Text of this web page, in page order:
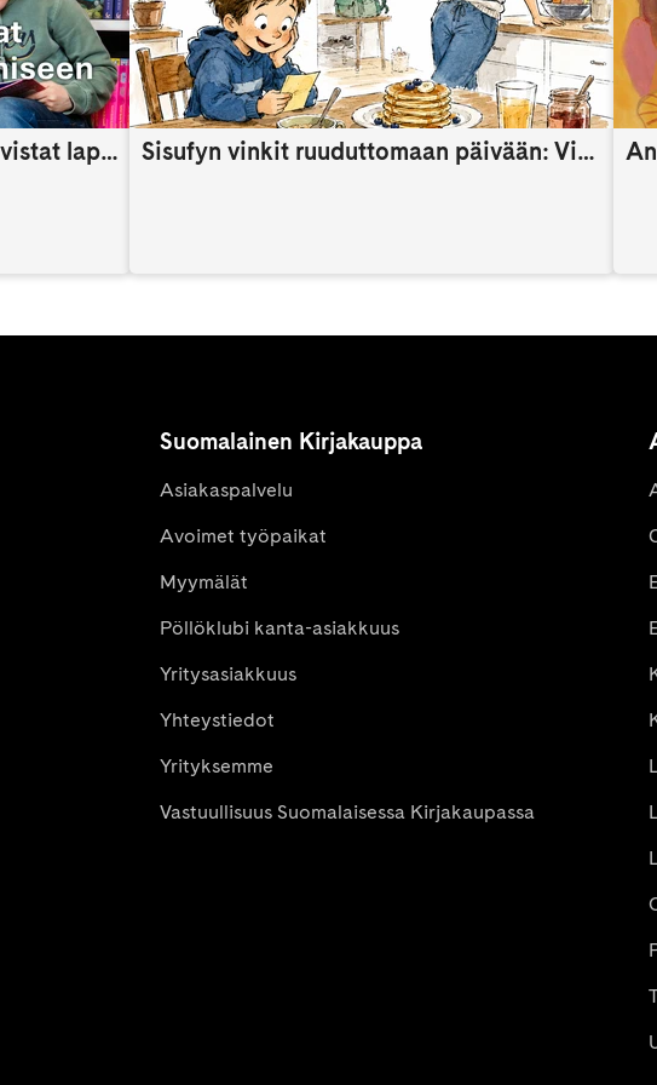
Sisufyn elokuun blogi: Näin vahvistat lapsen itsetuntoa someaikana Sisufyn vinkit ruuduttomaan päivään: Vinkki 9
Suomalainen Kirjakauppa
Asiakaspalvelu
Avoimet työpaikat
Myymälät
Pöllöklubi kanta-asiakkuus
Yritysasiakkuus
Yhteystiedot
Yrityksemme
Vastuullisuus Suomalaisessa Kirjakaupassa